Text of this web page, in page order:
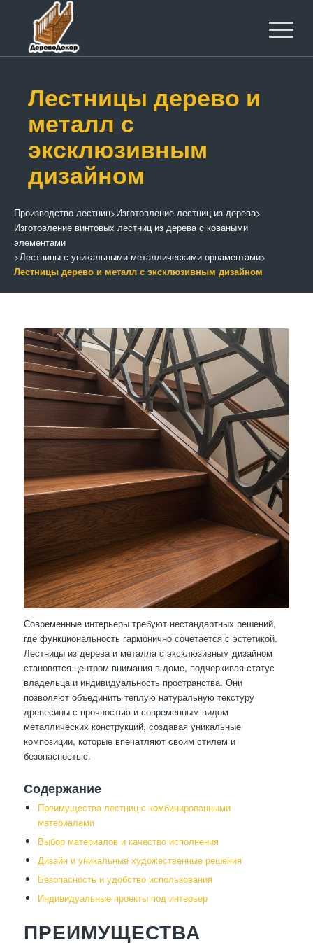
Лестницы дерево и
металл с
эксклюзивным
дизайном
Производство лестниц>Изготовление лестниц из дерева>
Изготовление винтовых лестниц из дерева с коваными
элементами
>Лестницы с уникальными металлическими орнаментами>
Лестницы дерево и металл с эксклюзивным дизайном
Современные интерьеры требуют нестандартных решений,
где функциональность гармонично сочетается с эстетикой.
Лестницы из дерева и металла с эксклюзивным дизайном
становятся центром внимания в доме, подчеркивая статус
владельца и индивидуальность пространства. Они
позволяют объединить теплую натуральную текстуру
древесины с прочностью и современным видом
металлических конструкций, создавая уникальные
композиции, которые впечатляют своим стилем и
безопасностью.
Содержание
Преимущества лестниц с комбинированными
материалами
Выбор материалов и качество исполнения
Дизайн и уникальные художественные решения
Безопасность и удобство использования
Индивидуальные проекты под интерьер
ПРЕИМУЩЕСТВА